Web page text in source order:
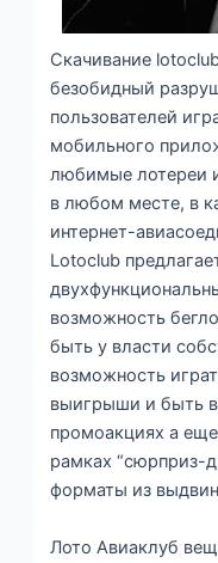
Скачивание
безобидный
пользователей
мобильного
любимые лотереи
в любом месте, в
интернет-
Lotoclub
возможность
быть у власти
возможность
выигрыши и быть в
промоакциях а
рамках “сюрприз-
форматы из
Лото Авиаклуб